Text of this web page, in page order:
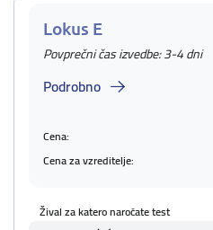
Lokus E
Povprečni čas izvedbe: 3-4 dni
Podrobno
Cena:
Cena za vzreditelje:
Žival za katero naročate test